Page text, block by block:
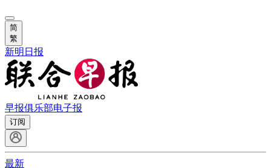
简
繁
新明日报
早报俱乐部电子报
订阅
最新